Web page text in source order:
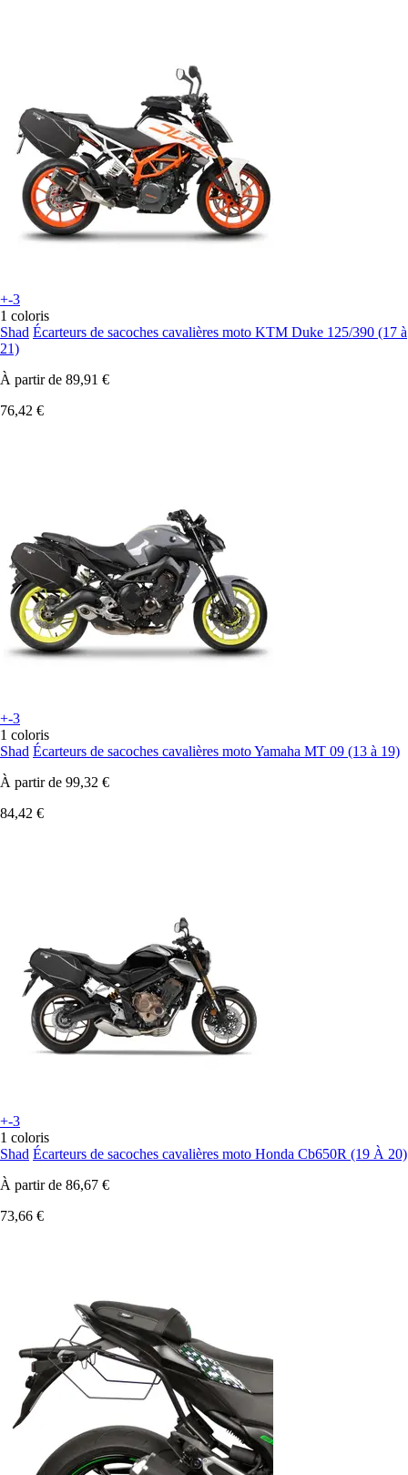
+-3
1 coloris
Shad Écarteurs de sacoches cavalières moto KTM Duke 125/390 (17 à
21)
À partir de 89,91 €
76,42 €
+-3
1 coloris
Shad Écarteurs de sacoches cavalières moto Yamaha MT 09 (13 à 19)
À partir de 99,32 €
84,42 €
+-3
1 coloris
Shad Écarteurs de sacoches cavalières moto Honda Cb650R (19 À 20)
À partir de 86,67 €
73,66 €